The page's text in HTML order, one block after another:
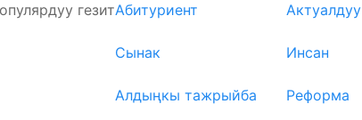
гезитАбитуриент Актуалдуу
Сынак Инсан
Алдыңкы тажрыйба Реформа